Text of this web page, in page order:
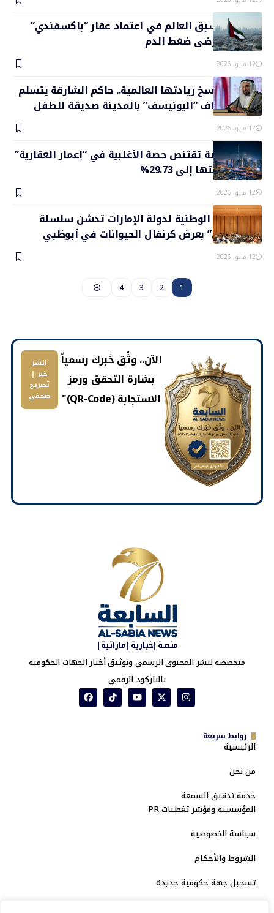
الإمارات تسبق العالم في اعتماد عقار “باكسفندي”
المبتكر لمرضى ضغط الدم
12 مايو، 2026
الشارقة ترسخ ريادتها العالمية.. حاكم الشارقة يتسلم
تجديد اعتراف “اليونيسف” بالمدينة صديقة للطفل
12 مايو، 2026
دبي القابضة تقتنص حصة الأغلبية في “إعمار العقارية”
وترفع ملكيتها إلى 29.73%
12 مايو، 2026
الأوركسترا الوطنية لدولة الإمارات تدشن سلسلة
“حكاية لحن” بعرض كرنفال الحيوانات في أبوظبي
12 مايو، 2026
1
2
3
4
​الآن.. وثّق خَبرك رسمياً
بشارة التحقق ورمز
الاستجابة (QR-Code)"
انشر
خبر |
تصريح
صحفي
منصة إخبارية إماراتية|
متخصصة لنشر المحتوى الرسمي وتوثيق أخبار الجهات الحكومية
بالباركود الرقمي
روابط سريعة
الرئيسية
من نحن
خدمة تدقيق السمعة
المؤسسية ومؤشر تغطيات PR
سياسة الخصوصية
الشروط والأحكام
تسجيل جهة حكومية جديدة